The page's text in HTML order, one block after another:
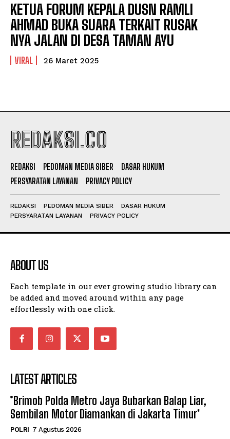
KETUA FORUM KEPALA DUSN RAMLI
AHMAD BUKA SUARA TERKAIT RUSAK
NYA JALAN DI DESA TAMAN AYU
VIRAL 26 Maret 2025
REDAKSI.CO
REDAKSI PEDOMAN MEDIA SIBER
DASAR HUKUM
PERSYARATAN LAYANAN
PRIVACY POLICY
REDAKSI PEDOMAN MEDIA SIBER
DASAR HUKUM
PERSYARATAN LAYANAN
PRIVACY POLICY
ABOUT US
Each template in our ever growing studio library can
be added and moved around within any page
effortlessly with one click.
LATEST ARTICLES
*Brimob Polda Metro Jaya Bubarkan Balap Liar,
Sembilan Motor Diamankan di Jakarta Timur*
POLRI 7 Agustus 2026